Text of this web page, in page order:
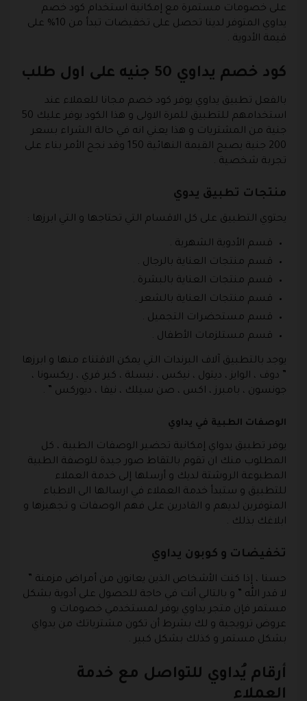
على خصومات مستمرة مع إمكانية استخدام كود خصم
يداوي المتوفر لدينا تحصل على تخفيضات تبدأ من 10% على
قيمة الأدوية .
كود خصم يداوي 50 جنيه على اول طلب
بالفعل تطبيق يداوي يوفر كود خصم مجانا للعملاء عند
استخدامهم للتطبيق للمرة الاولى و هذا الكود يوفر عليك 50
جنية من المشتريات و هذا يعني انه في حالة الشراء بسعر
200 جنية يصبح القيمة النهائية 150 وقد نجح الأمر بناء على
تجربة شخصية .
منتجات تطبيق يدوي
يحتوي التطبيق على كل الاقسام التي تحتاجها و التي ابرزها :
قسم الأدوية الشهرية .
قسم منتجات العناية بالرجال .
قسم منتجات العناية بالبشرة .
قسم منتجات العناية بالشعر .
قسم مستحضرات التجميل .
قسم مستلزمات الأطفال .
يوجد بالتطبيق آلاف البرندات التي يمكن الاقتناء منها و ابرزها
” دوف ، الوايز ، ديتول ، نيكس ، نيسلة ، كير فري ، ريكسونا ،
جونسون ، بامبرز ، اكس ، صن سيلك ، نيفا ، ديوركس ” .
الوصفات الطبية في يداوي
يوفر تطبيق يدواي إمكانية تحضير الوصفات الطبية ، كل
المطلوب منك ان تقوم بالتقاط صور جيدة للوصفة الطبية
المطبوعة الروشتة لديك و أرسلها إلى خدمة العملاء
للتطبيق و ستبدأ خدمة العملاء في ارسالها الى الاطباء
المتوفرين لديهم و القادرين على فهم الوصفات و تجهيزها و
ابلاغك بذلك .
تخفيضات و كوبون يداوي
حسنا ، إذا كنت الأشخاص الذين يعانون من أمراض مزمنة ”
لا قدر الله ” و بالتالي أنت في حاجة للحصول على أدوية بشكل
مستمر فإن متجر يداوي يوفر لمستخدمي خصومات و
عروض ترويجية و لك بشرط أن تكون مشترياتك من يدواي
بشكل مستمر و كذلك بشكل كبير .
أرقام يُداوي للتواصل مع خدمة
العملاء